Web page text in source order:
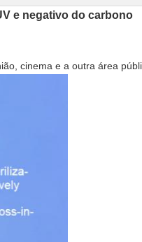
e negativo do carbono
cinema e a outra área